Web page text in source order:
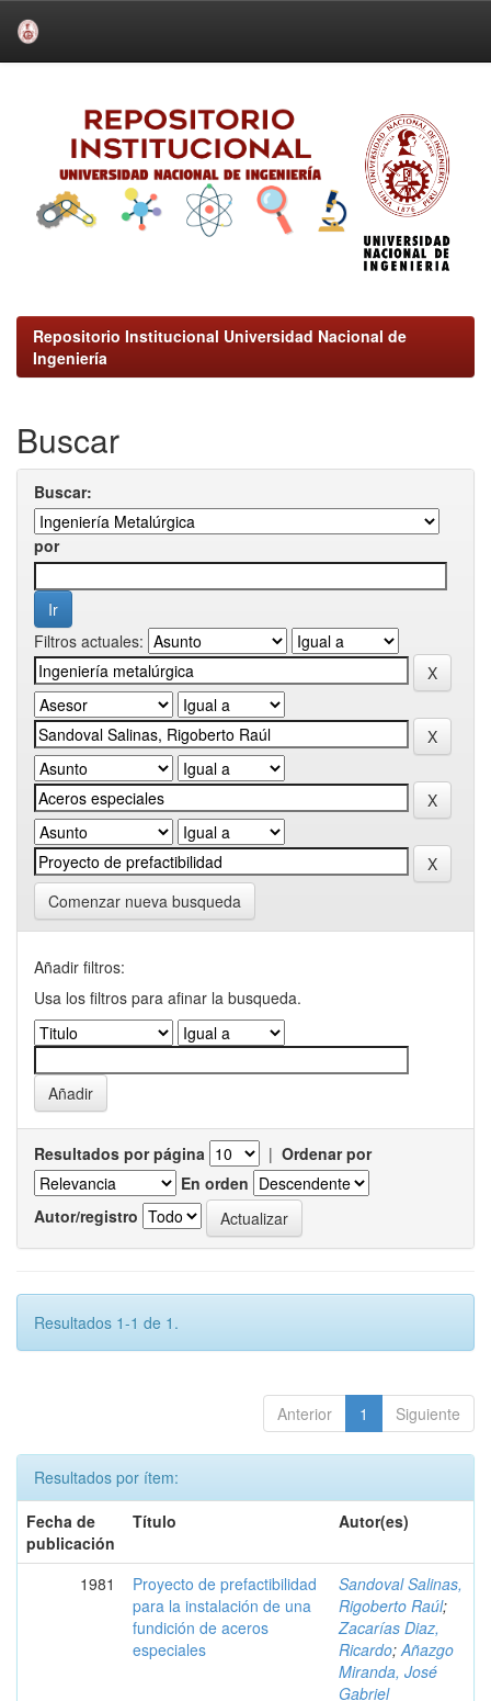
Repositorio Institucional Universidad Nacional de
Ingeniería
Buscar
Buscar:
por
Filtros actuales:
Comenzar nueva busqueda
Añadir filtros:
Usa los filtros para afinar la busqueda.
Resultados por página | Ordenar por
En orden
Autor/registro
Resultados 1-1 de 1.
Anterior 1 Siguiente
Resultados por ítem:
Fecha de
publicación
Título Autor(es)
1981
Proyecto de prefactibilidad
para la instalación de una
fundición de aceros
especiales
Sandoval Salinas,
Rigoberto Raúl;
Zacarías Diaz,
Ricardo; Añazgo
Miranda, José
Gabriel